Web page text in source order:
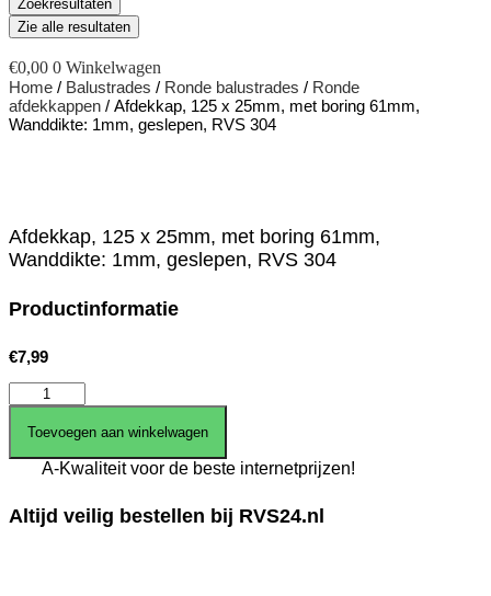
Zoekresultaten
Zie alle resultaten
€0,00 0 Winkelwagen
Home / Balustrades / Ronde balustrades / Ronde
afdekkappen / Afdekkap, 125 x 25mm, met boring 61mm,
Wanddikte: 1mm, geslepen, RVS 304
Afdekkap, 125 x 25mm, met boring 61mm,
Wanddikte: 1mm, geslepen, RVS 304
Productinformatie
€7,99
Afdekkap,
125
61mm,
Wanddikte:
Toevoegen aan winkelwagen
A-Kwaliteit voor de beste internetprijzen!
Altijd veilig bestellen bij RVS24.nl